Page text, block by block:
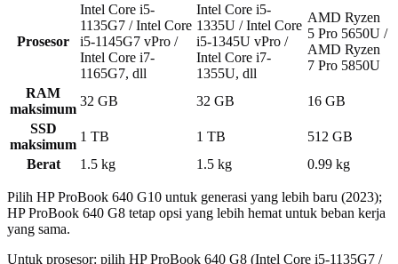
Prosesor
Intel Core i5-
1135G7 / Intel Core
i5-1145G7 vPro /
Intel Core i7-
1165G7, dll
Intel Core i5-
1335U / Intel Core
i5-1345U vPro /
Intel Core i7-
1355U, dll
AMD Ryzen
5 Pro 5650U /
AMD Ryzen
7 Pro 5850U
RAM
maksimum
32 GB 32 GB
16 GB
SSD
maksimum
1 TB 1 TB
512 GB
Berat
1.5 kg 1.5 kg 0.99 kg
Pilih HP ProBook 640 G10 untuk generasi yang lebih baru (2023);
HP ProBook 640 G8 tetap opsi yang lebih hemat untuk beban kerja
yang sama.
Untuk prosesor: pilih HP ProBook 640 G8 (Intel Core i5-1135G7 /